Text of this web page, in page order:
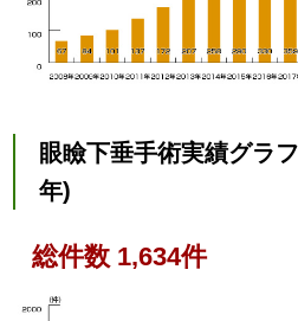
眼瞼下垂手術実績グラ
年)
総件数 1,634件